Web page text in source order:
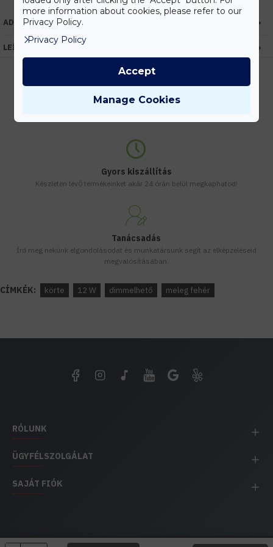
ADATOK
LEÍRÁS
Kedvezmények
Gyors kiszállítás
Készleten lévő termékeinket akár 24 órán belül megkaphatod!
Tanácsadás
Írd meg nekünk elgondolásodat és munkatársunk segít az elképzeléseid
megvalósításában.
CÍMKÉK: körte 12 W dimmelhető meleg fehér
RÓLUNK
ÜGYFÉLSZOLGÁLAT
SAJÁT FIÓK
EH IMPEX / Copyright © 1991-2025 Energia Háza
more information about cookies, please refer to our
Privacy Policy.
Privacy Policy
Manage Cookies
Accept